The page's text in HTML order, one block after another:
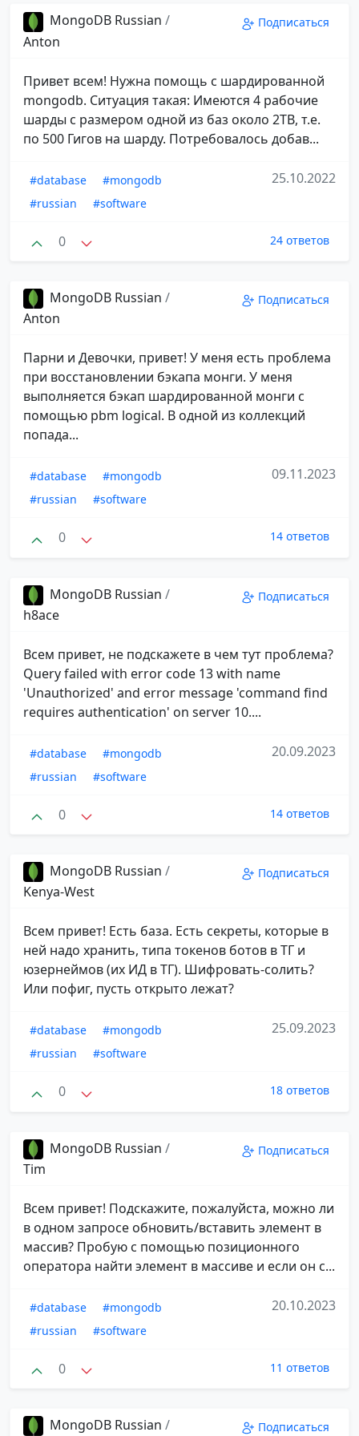
MongoDB Russian /
Anton
Подписаться
Привет всем! Нужна помощь с шардированной
mongodb. Ситуация такая: Имеются 4 рабочие
шарды c размером одной из баз около 2TB, т.е.
по 500 Гигов на шарду. Потребовалось добав...
#database
#mongodb
#russian
#software
25.10.2022
0 24 ответов
MongoDB Russian /
Anton
Подписаться
Парни и Девочки, привет! У меня есть проблема
при восстановлении бэкапа монги. У меня
выполняется бэкап шардированной монги с
помощью pbm logical. В одной из коллекций
попада...
#database
#mongodb
#russian
#software
09.11.2023
0 14 ответов
MongoDB Russian /
h8ace
Подписаться
Всем привет, не подскажете в чем тут проблема?
Query failed with error code 13 with name
'Unauthorized' and error message 'command find
requires authentication' on server 10....
#database
#mongodb
#russian
#software
20.09.2023
0 14 ответов
MongoDB Russian /
Kenya-West ️
Подписаться
Всем привет! Есть база. Есть секреты, которые в
ней надо хранить, типа токенов ботов в ТГ и
юзернеймов (их ИД в ТГ). Шифровать-солить?
Или пофиг, пусть открыто лежат?
#database
#mongodb
#russian
#software
25.09.2023
0 18 ответов
MongoDB Russian /
Tim
Подписаться
Всем привет! Подскажите, пожалуйста, можно ли
в одном запросе обновить/вставить элемент в
массив? Пробую с помощью позиционного
оператора найти элемент в массиве и если он с...
#database
#mongodb
#russian
#software
20.10.2023
0 11 ответов
MongoDB Russian /
Подписаться